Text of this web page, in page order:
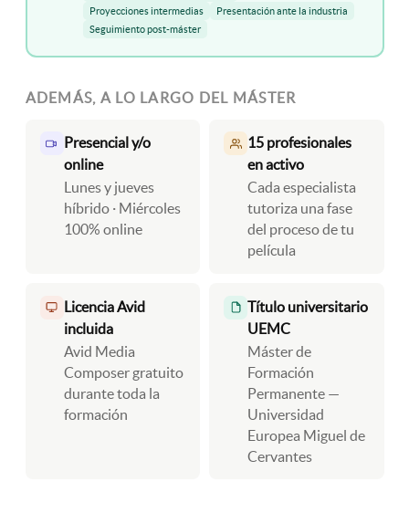
Proyecciones intermedias
Presentación ante la industria
Seguimiento post-máster
ADEMÁS, A LO LARGO DEL MÁSTER
Presencial y/o
online
Lunes y jueves
híbrido · Miércoles
100% online
15 profesionales
en activo
Cada especialista
tutoriza una fase
del proceso de tu
película
Licencia Avid
incluida
Avid Media
Composer gratuito
durante toda la
formación
Título universitario
UEMC
Máster de
Formación
Permanente —
Universidad
Europea Miguel de
Cervantes